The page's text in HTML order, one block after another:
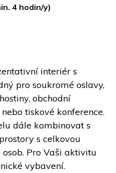
4 hodin/y)
interiér s
pro soukromé oslavy,
obchodní
tiskové konference.
dále kombinovat s
s celkovou
Pro Vaši aktivitu
vybavení.